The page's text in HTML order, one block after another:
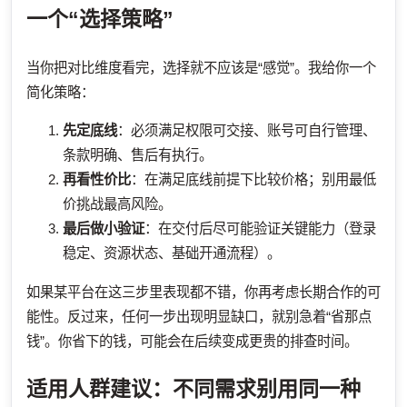
一个“选择策略”
当你把对比维度看完，选择就不应该是“感觉”。我给你一个
简化策略：
先定底线：必须满足权限可交接、账号可自行管理、
条款明确、售后有执行。
再看性价比：在满足底线前提下比较价格；别用最低
价挑战最高风险。
最后做小验证：在交付后尽可能验证关键能力（登录
稳定、资源状态、基础开通流程）。
如果某平台在这三步里表现都不错，你再考虑长期合作的可
能性。反过来，任何一步出现明显缺口，就别急着“省那点
钱”。你省下的钱，可能会在后续变成更贵的排查时间。
适用人群建议：不同需求别用同一种